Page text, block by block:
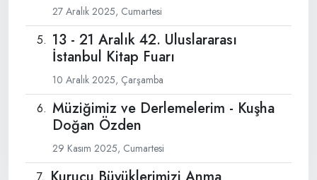
27 Aralık 2025, Cumartesi
13 - 21 Aralık 42. Uluslararası
İstanbul Kitap Fuarı
10 Aralık 2025, Çarşamba
Müziğimiz ve Derlemelerim - Kuşha
Doğan Özden
29 Kasım 2025, Cumartesi